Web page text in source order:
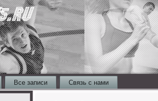
Все записи Связь с нами